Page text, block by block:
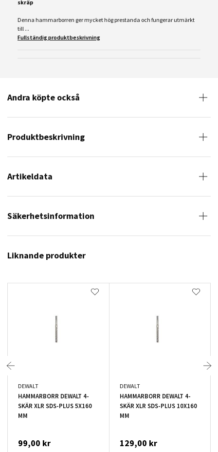
skräp
Denna hammarborren ger mycket hög prestanda och fungerar utmärkt
till ...
Fullständig produktbeskrivning
Andra köpte också
Produktbeskrivning
Artikeldata
Säkerhetsinformation
Liknande produkter
DEWALT
HAMMARBORR DEWALT 4-
SKÄR XLR SDS-PLUS 5X160
MM
99,00 kr
DEWALT
HAMMARBORR DEWALT 4-
SKÄR XLR SDS-PLUS 10X160
MM
129,00 kr